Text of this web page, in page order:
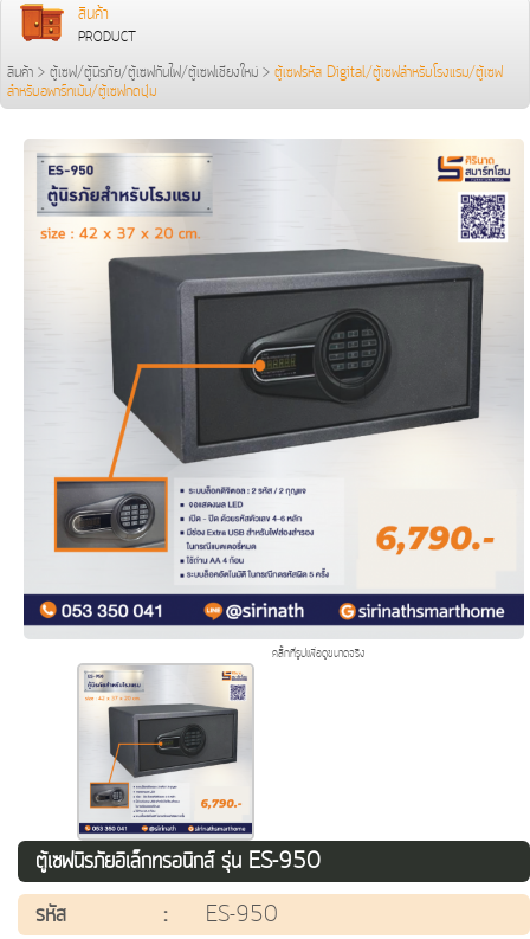
สินค้า
PRODUCT
สินค้า > ตู้เซฟ/ตู้นิรภัย/ตู้เซฟกันไฟ/ตู้เซฟเชียงใหม่ > ตู้เซฟรหัส Digital/ตู้เซฟสำหรับโรงแรม/ตู้เซฟ
สำหรับอพาร์ทเม้น/ตู้เซฟกดปุ่ม
คลิ๊กที่รูปเพื่อดูขนาดจริง
ตู้เซฟนิรภัยอิเล็กทรอนิกส์ รุ่น ES-950
รหัส
:
ES-950